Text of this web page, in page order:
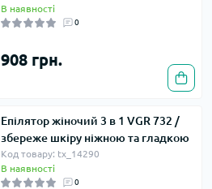
В наявності
0
908 грн.
Епілятор жіночий 3 в 1 VGR 732 /
збереже шкіру ніжною та гладкою
Код товару: tx_14290
В наявності
0